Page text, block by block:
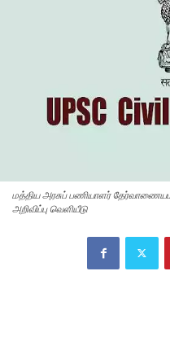
மத்திய அரசுப் பணியாளர் தேர்வாணையம்
அறிவிப்பு வெளியீடு